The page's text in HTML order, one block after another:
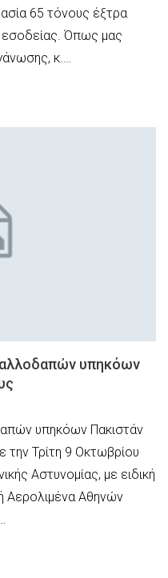
65 τόνους έξτρα
Όπως μας
κ.…
αλλοδαπών υπηκόων
υπηκόων Πακιστάν
την Τρίτη 9 Οκτωβρίου
Αστυνομίας, με ειδική
Αερολιμένα Αθηνών